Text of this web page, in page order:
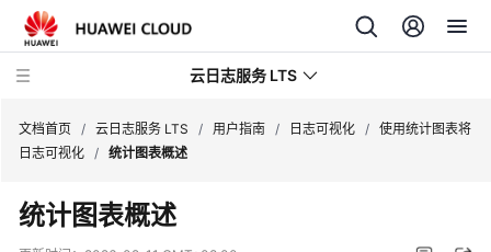
云日志服务 LTS
最
新
动
文档首页 / 云日志服务 LTS / 用户指南 / 日志可视化 / 使用统计图表将
日志可视化 / 统计图表概述
统计图表概述